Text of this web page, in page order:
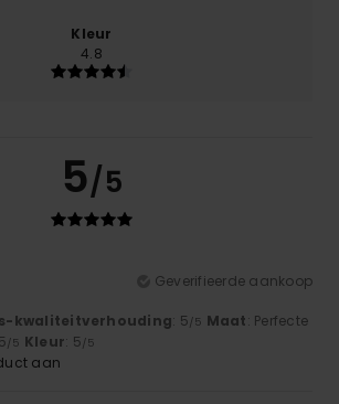
Kleur
4.8
5/5
Geverifieerde aankoop
kwaliteitverhouding: 5/5 Maat: Perfecte
/5 Kleur: 5/5
aan